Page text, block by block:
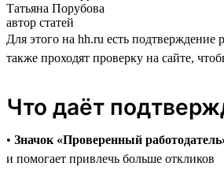
Татьяна Порубова
автор статей
Для этого на hh.ru есть подтверждение
также проходят проверку на сайте,
Что даёт
• Значок «Проверенный
и помогает привлечь больше откликов